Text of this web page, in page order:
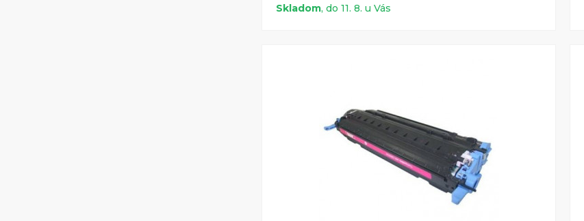
Skladom, do 11. 8. u Vás